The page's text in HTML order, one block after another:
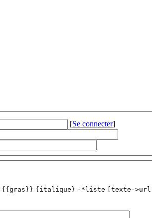
[Se connecter]
{{gras}} {italique} -*liste [texte->url]